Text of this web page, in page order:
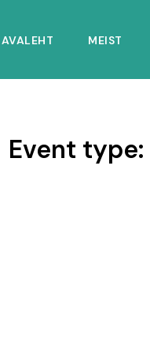
AVALEHT MEIST
Event type: